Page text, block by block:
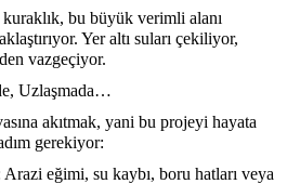
bu büyük verimli alanı
Yer altı suları çekiliyor,
vazgeçiyor.
Uzlaşmada…
akıtmak, yani bu projeyi hayata
gerekiyor:
eğimi, su kaybı, boru hatları veya